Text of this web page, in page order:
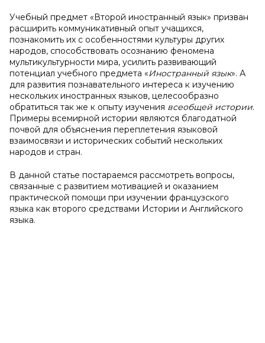
Учебный предмет «Второй иностранный язык» призван
расширить коммуникативный опыт учащихся,
познакомить их с особенностями культуры других
народов, способствовать осознанию феномена
мультикультурности мира, усилить развивающий
потенциал учебного предмета «Иностранный язык». А
для развития познавательного интереса к изучению
нескольких иностранных языков, целесообразно
обратиться так же к опыту изучения всеобщей истории.
Примеры всемирной истории являются благодатной
почвой для объяснения переплетения языковой
взаимосвязи и исторических событий нескольких
народов и стран.
В данной статье постараемся рассмотреть вопросы,
связанные с развитием мотивацией и оказанием
практической помощи при изучении французского
языка как второго средствами Истории и Английского
языка.